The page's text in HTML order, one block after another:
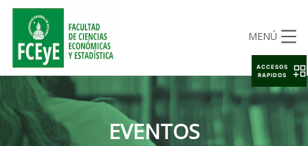
MENÚ
EVENTOS
ACCESOS
RAPIDOS